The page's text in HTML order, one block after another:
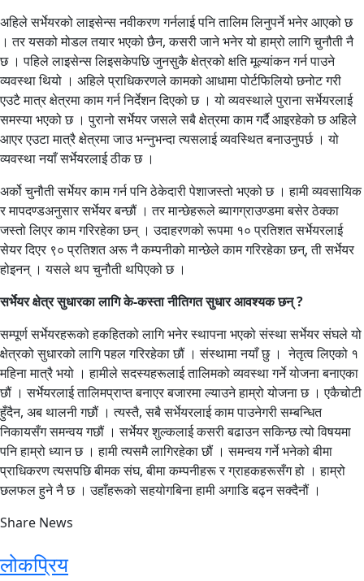
अहिले सर्भेयरको लाइसेन्स नवीकरण गर्नलाई पनि तालिम लिनुपर्ने भनेर आएको छ
। तर यसको मोडल तयार भएको छैन, कसरी जाने भनेर यो हाम्रो लागि चुनौती नै
छ । पहिले लाइसेन्स लिइसकेपछि जुनसुकै क्षेत्रको क्षति मूल्यांकन गर्न पाउने
व्यवस्था थियो । अहिले प्राधिकरणले कामको आधामा पोर्टफिलियो छनोट गरी
एउटै मात्र क्षेत्रमा काम गर्न निर्देशन दिएको छ । यो व्यवस्थाले पुराना सर्भेयरलाई
समस्या भएको छ । पुरानो सर्भेयर जसले सबै क्षेत्रमा काम गर्दै आइरहेको छ अहिले
आएर एउटा मात्रै क्षेत्रमा जाउ भन्नुभन्दा त्यसलाई व्यवस्थित बनाउनुपर्छ । यो
व्यवस्था नयाँ सर्भेयरलाई ठीक छ ।
अर्को चुनौती सर्भेयर काम गर्न पनि ठेकेदारी पेशाजस्तो भएको छ । हामी व्यवसायिक
र मापदण्डअनुसार सर्भेयर बन्छौं । तर मान्छेहरूले ब्यागग्राउण्डमा बसेर ठेक्का
जस्तो लिएर काम गरिरहेका छन् । उदाहरणको रूपमा १० प्रतिशत सर्भेयरलाई
सेयर दिएर ९० प्रतिशत अरू नै कम्पनीको मान्छेले काम गरिरहेका छन्, ती सर्भेयर
होइनन् । यसले थप चुनौती थपिएको छ ।
सर्भेयर क्षेत्र सुधारका लागि के-कस्ता नीतिगत सुधार आवश्यक छन् ?
सम्पूर्ण सर्भेयरहरूको हकहितको लागि भनेर स्थापना भएको संस्था सर्भेयर संघले यो
क्षेत्रको सुधारको लागि पहल गरिरहेका छौं । संस्थामा नयाँ छु । नेतृत्व लिएको १
महिना मात्रै भयो । हामीले सदस्यहरूलाई तालिमको व्यवस्था गर्ने योजना बनाएका
छौं । सर्भेयरलाई तालिमप्राप्त बनाएर बजारमा ल्याउने हाम्रो योजना छ । ​​​​एकैचोटी
हुँदैन, अब थालनी गछौं । त्यस्तै, सबै सर्भेयरलाई काम पाउनेगरी सम्बन्धित
निकायसँग समन्वय गछौं । सर्भेयर शुल्कलाई कसरी बढाउन सकिन्छ त्यो विषयमा
पनि हाम्रो ध्यान छ । हामी त्यसमै लागिरहेका छौं । समन्वय गर्ने भनेको बीमा
प्राधिकरण त्यसपछि बीमक संघ, बीमा कम्पनीहरू र ग्राहकहरूसँग हो । हाम्रो
छलफल हुने नै छ । उहाँहरूको सहयोगबिना हामी अगाडि बढ्न सक्दैनौं ।
Share News
लोकप्रिय